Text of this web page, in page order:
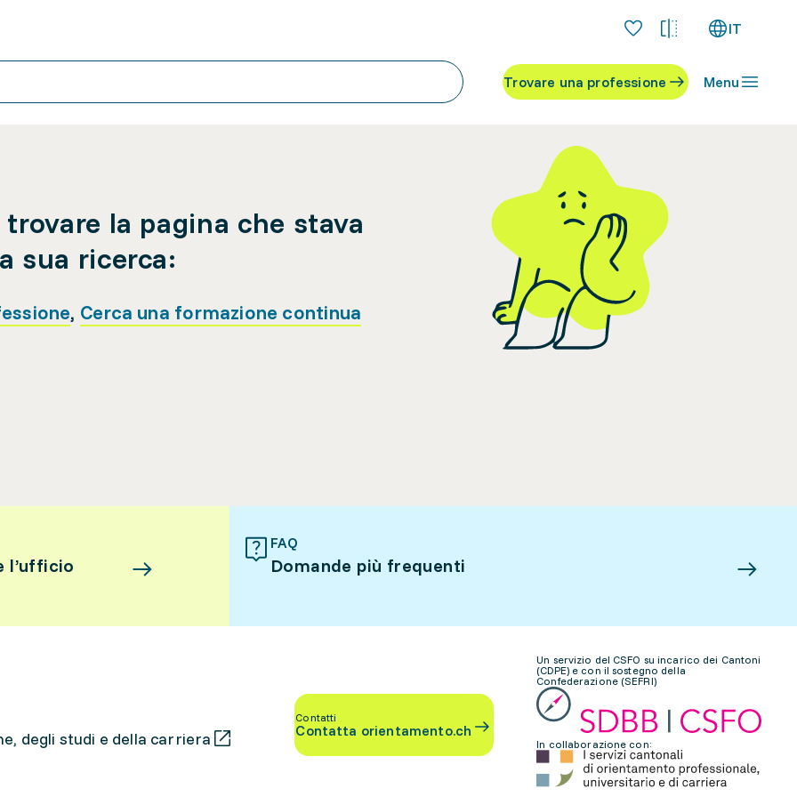
IT
Trovare una professione Menu
la pagina che stava
sua ricerca:
, Cerca una formazione continua
l’ufficio
FAQ
Domande più frequenti
degli studi e della carriera
Contatti
Contatta orientamento.ch
Un servizio del CSFO su incarico dei Cantoni
(CDPE) e con il sostegno della
Confederazione (SEFRI)
In collaborazione con: